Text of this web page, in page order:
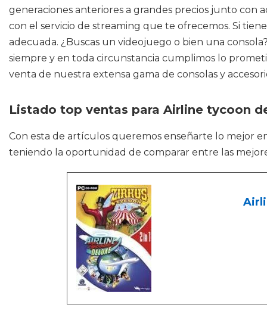
generaciones anteriores a grandes precios junto con
con el servicio de streaming que te ofrecemos. Si
adecuada. ¿Buscas un videojuego o bien una
siempre y en toda circunstancia cumplimos lo
venta de nuestra extensa gama de consolas y
Listado top ventas para Airline tycoon
Con esta de artículos queremos enseñarte lo mejor
teniendo la oportunidad de comparar entre las